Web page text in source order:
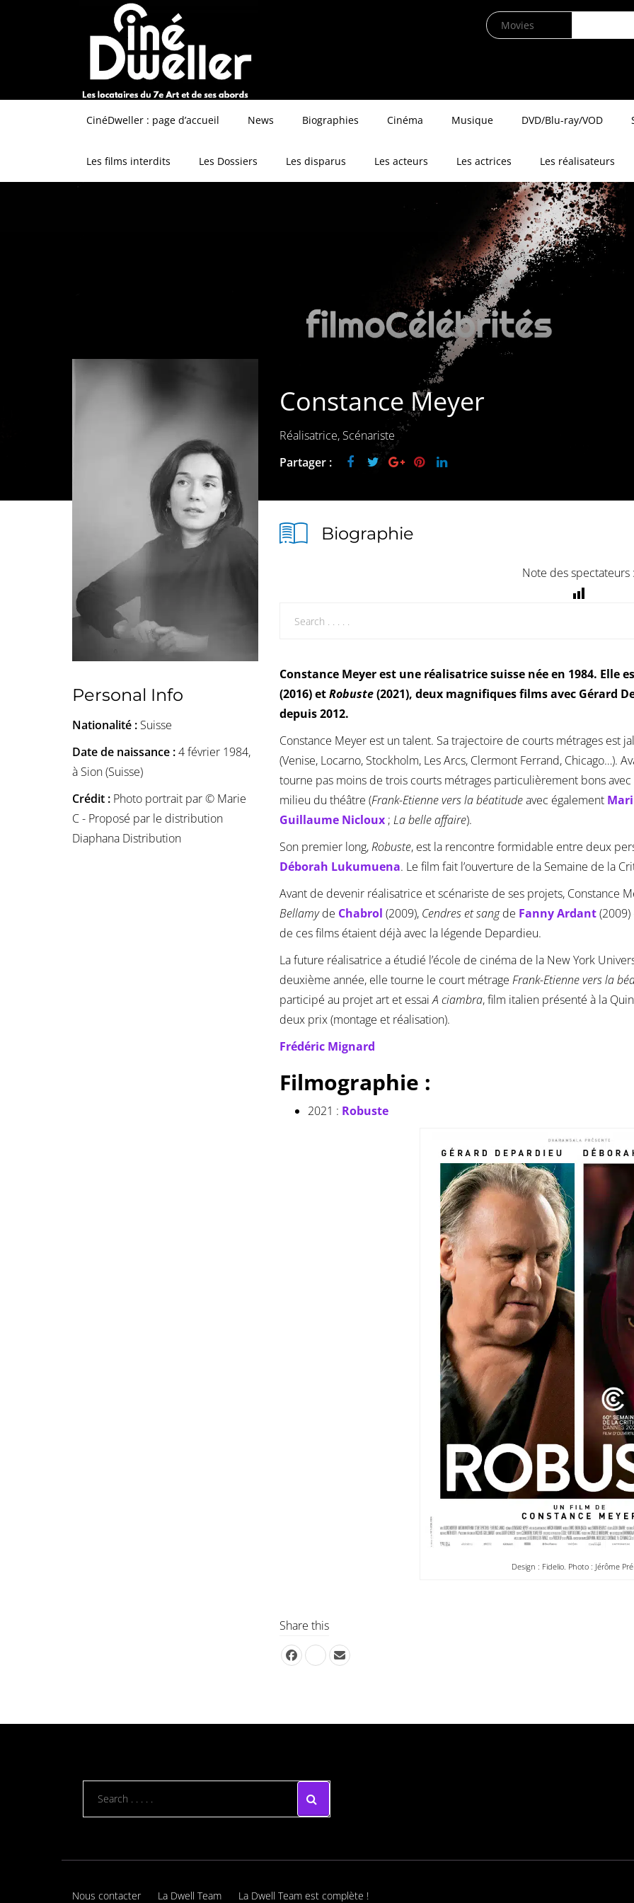
CinéDweller : page d’accueil News Biographies Cinéma Musique DVD/Blu-ray/VOD
Les films interdits Les Dossiers Les disparus Les acteurs Les actrices Les réalisateurs
Constance Meyer
Réalisatrice, Scénariste
Partager :
Personal Info
Nationalité : Suisse
Date de naissance :4 février 1984,
à Sion (Suisse)
Crédit : Photo portrait par © Marie
C - Proposé par le distribution
Diaphana Distribution
Biographie
Note des spectateurs
Constance Meyer est une réalisatrice suisse née en 1984. Elle
(2016) etRobuste(2021), deux magnifiques films avec Gérard
depuis 2012.
Constance Meyer est un talent. Sa trajectoire de courts métrages est
(Venise, Locarno, Stockholm, Les Arcs, Clermont Ferrand, Chicago…).
tourne pas moins de trois courts métrages particulièrement bons
milieu du théâtre (Frank-Etienne vers la béatitudeavec également
Guillaume Nicloux ; La belle affaire).
Son premier long,Robuste, est la rencontre formidable entre deux
Déborah Lukumuena. Le film fait l’ouverture de la Semaine de la
Avant de devenir réalisatrice et scénariste de ses projets, Constance
Bellamyde Chabrol (2009), Cendres et sangde Fanny Ardant
de ces films étaient déjà avec la légende Depardieu.
La future réalisatrice a étudié l’école de cinéma de la New York
deuxième année, elle tourne le court métrage Frank-Etienne vers la
participé au projet art et essaiA ciambra, film italien présenté à la
deux prix (montage et réalisation).
Frédéric Mignard
Filmographie :
2021 : Robuste
Design : Fidelio. Photo : Jérôme
Share this
Nous contacter La Dwell Team La Dwell Team est complète !